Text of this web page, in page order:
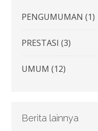
PENGUMUMAN (1)
PRESTASI (3)
UMUM (12)
Berita lainnya